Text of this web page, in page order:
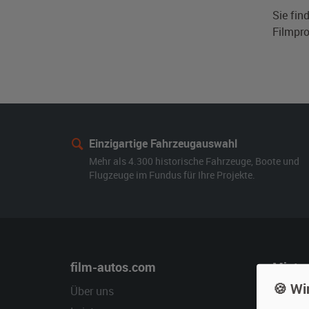
Sie
Einzigartige Fahrzeugauswahl
Mehr als 4.300 historische Fahrzeuge, Boote und
Flugzeuge im Fundus für Ihre Projekte.
film-autos.com
Über uns
🍪